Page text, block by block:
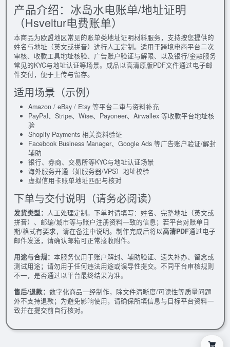
产品介绍：冰岛水电账单/地址证明
（Hsveitur电费账单）
本商品为欧盟地区常见的账单类地址证明材料服务，支持按您提供的
姓名与地址（英文或拼音）进行人工定制。适用于跨境电商平台二次
审核、收款工具地址核验、广告账户验证与解限、以及银行/金融服务
常见的KYC与地址认证等场景。成品以高清原版PDF文件通过电子邮
件交付，便于上传与留存。
适用场景（示例）
Amazon / eBay / Etsy 等平台二审与资料补充
PayPal、Stripe、Wise、Payoneer、Airwallex 等收款平台地址核
验
Shopify Payments 相关资料验证
Facebook Business Manager、Google Ads 等广告账户验证/解封
辅助
银行、券商、交易所等KYC与地址认证场景
海外服务开通（如服务器/VPS）地址校验
虚拟信用卡账单地址匹配与核对
下单与交付说明（请务必阅读）
发货类型： 人工处理定制。下单时请填写：姓名、完整地址（英文或
拼音）、邮编/城市等与账户注册资料一致的信息；若平台对账单日
期/格式有要求，请在备注中说明。制作完成后将以高清PDF通过电子
邮件发送，请确认邮箱可正常接收附件。
用途与合规： 本服务仅用于账户解封、辅助验证、遗失补办、留念或
测试用途；请勿用于任何违法用途或误导性提交。不同平台审核规则
不一，是否通过以平台最终结果为准。
售后/退款： 数字化商品一经制作，除文件清晰度/可读性等质量问题
外不支持退款；为避免影响使用，请确保所填信息与目标平台资料一
致并在提交前自行核对。